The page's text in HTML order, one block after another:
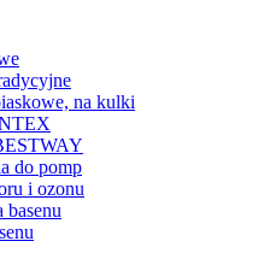
na kulki
do pomp
i ozonu
basenu